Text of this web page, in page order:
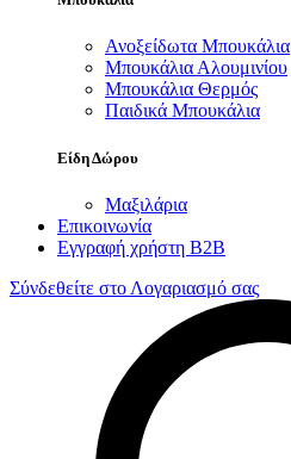
Ανοξείδωτα Μπουκάλια
Μπουκάλια Αλουμινίου
Μπουκάλια Θερμός
Παιδικά Μπουκάλια
Είδη Δώρου
Μαξιλάρια
Επικοινωνία
Εγγραφή χρήστη B2B
Σύνδεθείτε στο Λογαριασμό σας